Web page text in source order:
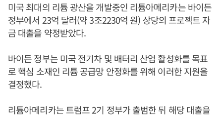
미국 최대의 리튬 광산을 개발중인 리튬아메리카는 바이든
정부에서 23억 달러(약 3조2230억 원) 상당의 프로젝트 자
금 대출을 약정받았다.
바이든 정부는 미국 전기차 및 배터리 산업 활성화를 목표
로 핵심 소재인 리튬 공급망 안정화를 위해 이러한 지원을
결정했다.
리튬아메리카는 트럼프 2기 정부가 출범한 뒤 해당 대출을